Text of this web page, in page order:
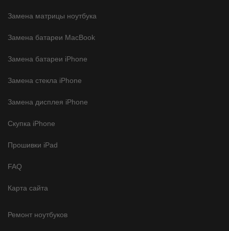
Замена матрицы ноутбука
Замена батареи MacBook
Замена батареи iPhone
Замена стекла iPhone
Замена дисплея iPhone
Скупка iPhone
Прошивки iPad
FAQ
Карта сайта
Ремонт ноутбуков